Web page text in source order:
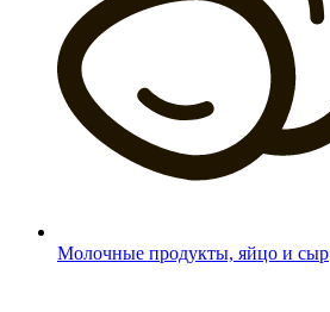
Молочные продукты, яйцо и сыр